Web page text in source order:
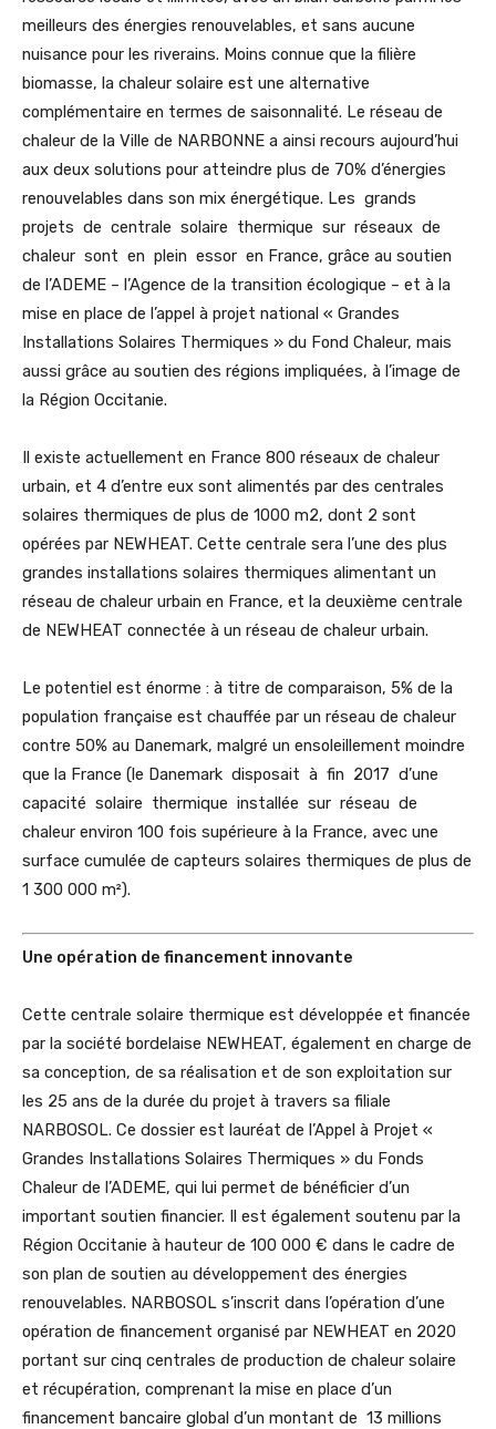
meilleurs des énergies renouvelables, et sans aucune
nuisance pour les riverains. Moins connue que la filière
biomasse, la chaleur solaire est une alternative
complémentaire en termes de saisonnalité. Le réseau de
chaleur de la Ville de NARBONNE a ainsi recours aujourd’hui
aux deux solutions pour atteindre plus de 70% d’énergies
renouvelables dans son mix énergétique. Les grands
projets de centrale solaire thermique sur réseaux de
chaleur sont en plein essor en France, grâce au soutien
de l’ADEME – l’Agence de la transition écologique – et à la
mise en place de l’appel à projet national « Grandes
Installations Solaires Thermiques » du Fond Chaleur, mais
aussi grâce au soutien des régions impliquées, à l’image de
la Région Occitanie.
Il existe actuellement en France 800 réseaux de chaleur
urbain, et 4 d’entre eux sont alimentés par des centrales
solaires thermiques de plus de 1000 m2, dont 2 sont
opérées par NEWHEAT. Cette centrale sera l’une des plus
grandes installations solaires thermiques alimentant un
réseau de chaleur urbain en France, et la deuxième centrale
de NEWHEAT connectée à un réseau de chaleur urbain.
Le potentiel est énorme : à titre de comparaison, 5% de la
population française est chauffée par un réseau de chaleur
contre 50% au Danemark, malgré un ensoleillement moindre
que la France (le Danemark disposait à fin 2017 d’une
capacité solaire thermique installée sur réseau de
chaleur environ 100 fois supérieure à la France, avec une
surface cumulée de capteurs solaires thermiques de plus de
1 300 000 m²).
Une opération de financement innovante
Cette centrale solaire thermique est développée et financée
par la société bordelaise NEWHEAT, également en charge de
sa conception, de sa réalisation et de son exploitation sur
les 25 ans de la durée du projet à travers sa filiale
NARBOSOL. Ce dossier est lauréat de l’Appel à Projet «
Grandes Installations Solaires Thermiques » du Fonds
Chaleur de l’ADEME, qui lui permet de bénéficier d’un
important soutien financier. Il est également soutenu par la
Région Occitanie à hauteur de 100 000 € dans le cadre de
son plan de soutien au développement des énergies
renouvelables. NARBOSOL s’inscrit dans l’opération d’une
opération de financement organisé par NEWHEAT en 2020
portant sur cinq centrales de production de chaleur solaire
et récupération, comprenant la mise en place d’un
financement bancaire global d’un montant de 13 millions